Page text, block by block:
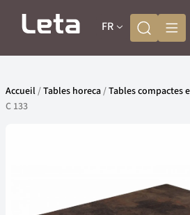
FR
Accueil/Tables horeca/Tables compactes
C 133